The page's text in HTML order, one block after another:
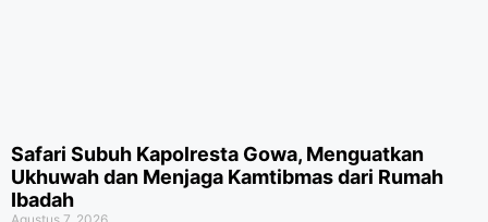
Safari Subuh Kapolresta Gowa, Menguatkan
Ukhuwah dan Menjaga Kamtibmas dari Rumah
Ibadah
Agustus 7, 2026